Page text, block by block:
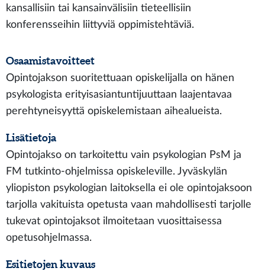
kansallisiin tai kansainvälisiin tieteellisiin
konferensseihin liittyviä oppimistehtäviä.
Osaamistavoitteet
Opintojakson suoritettuaan opiskelijalla on hänen
psykologista erityisasiantuntijuuttaan laajentavaa
perehtyneisyyttä opiskelemistaan aihealueista.
Lisätietoja
Opintojakso on tarkoitettu vain psykologian PsM ja
FM tutkinto-ohjelmissa opiskeleville. Jyväskylän
yliopiston psykologian laitoksella ei ole opintojaksoon
tarjolla vakituista opetusta vaan mahdollisesti tarjolle
tukevat opintojaksot ilmoitetaan vuosittaisessa
opetusohjelmassa.
Esitietojen kuvaus